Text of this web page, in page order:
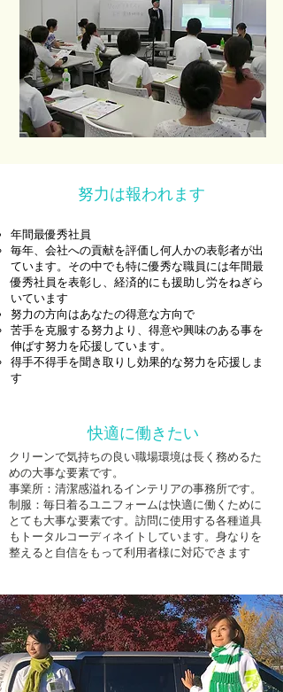
​努力は報われます
年間最優秀社員
毎年、会社への貢献を評価し何人かの表彰者が出
ています。その中でも特に優秀な職員には年間最
優秀社員を表彰し、経済的にも援助し労をねぎら
いています
努力の方向はあなたの得意な方向で
苦手を克服する努力より、得意や興味のある事を
伸ばす努力を応援しています。
得手不得手を聞き取りし効果的な努力を応援しま
す
快適に働きたい
クリーンで気持ちの良い職場環境は長く務めるた
めの大事な要素です。
事業所：清潔感溢れるインテリアの事務所です。
制服：毎日着るユニフォームは快適に働くために
とても大事な要素です。訪問に使用する各種道具
もトータルコーディネイトしています。身なりを
整えると自信をもって利用者様に対応できます